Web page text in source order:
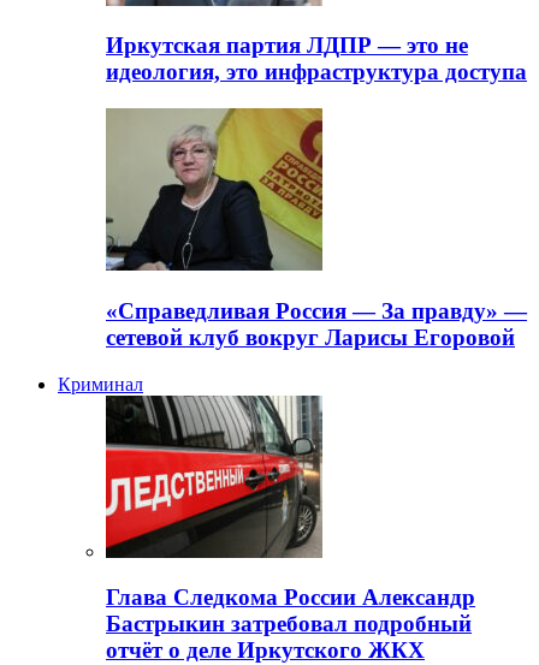
Иркутская партия ЛДПР — это не
идеология, это инфраструктура доступа
«Справедливая Россия — За правду» —
сетевой клуб вокруг Ларисы Егоровой
Криминал
Глава Следкома России Александр
Бастрыкин затребовал подробный
отчёт о деле Иркутского ЖКХ